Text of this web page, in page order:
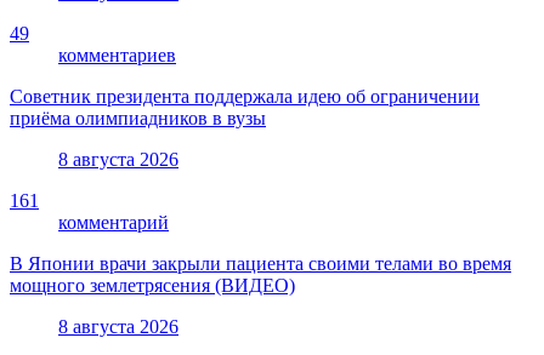
49
комментариев
Советник президента поддержала идею об ограничении
приёма олимпиадников в вузы
8 августа 2026
161
комментарий
В Японии врачи закрыли пациента своими телами во время
мощного землетрясения (ВИДЕО)
8 августа 2026